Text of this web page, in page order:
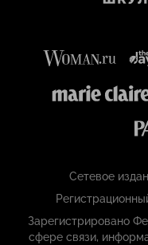
Сетевое
Зарегистрировано
сфере связи,